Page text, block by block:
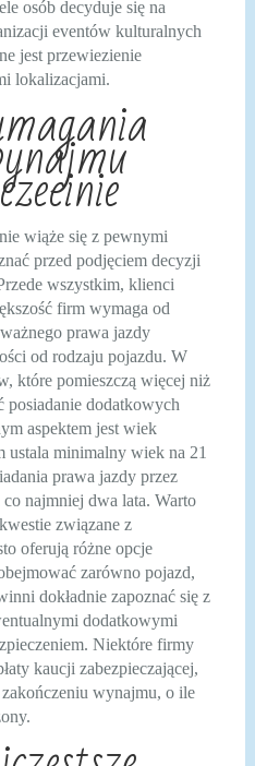
osób decyduje się na
eventów kulturalnych
jest przewiezienie
lokalizacjami.
wiąże się z pewnymi
przed podjęciem decyzji
wszystkim, klienci
firm wymaga od
prawa jazdy
od rodzaju pojazdu. W
które pomieszczą więcej niż
posiadanie dodatkowych
aspektem jest wiek
minimalny wiek na 21
prawa jazdy przez
co najmniej dwa lata. Warto
związane z
oferują różne opcje
zarówno pojazd,
dokładnie zapoznać się z
dodatkowymi
Niektóre firmy
kaucji zabezpieczającej,
wynajmu, o ile